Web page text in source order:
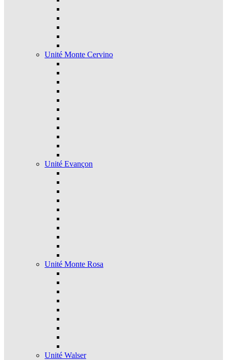
Unité Monte Cervino
Unité Evançon
Unité Monte Rosa
Unité Walser